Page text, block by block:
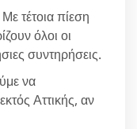
Με τέτοια πίεση
όλοι οι
συντηρήσεις.
να
Αττικής, αν